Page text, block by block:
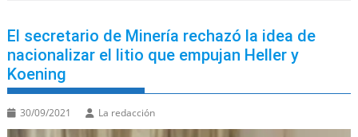
El secretario de Minería rechazó la idea de
nacionalizar el litio que empujan Heller y
Koening
30/09/2021 La redacción